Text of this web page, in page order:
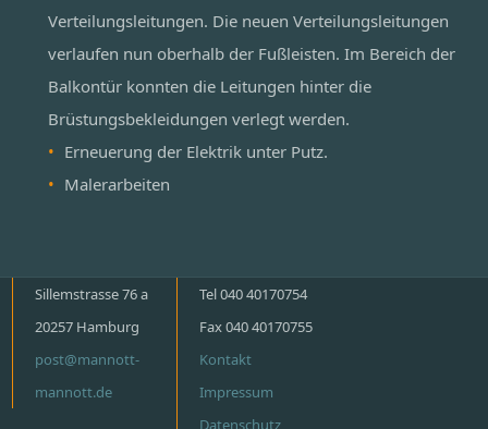
Verteilungsleitungen. Die neuen Verteilungsleitungen
verlaufen nun oberhalb der Fußleisten. Im Bereich der
Balkontür konnten die Leitungen hinter die
Brüstungsbekleidungen verlegt werden.
Erneuerung der Elektrik unter Putz.
Malerarbeiten
Sillemstrasse 76 a
20257 Hamburg
post@mannott-
mannott.de
Tel 040 40170754
Fax 040 40170755
Kontakt
Impressum
Datenschutz